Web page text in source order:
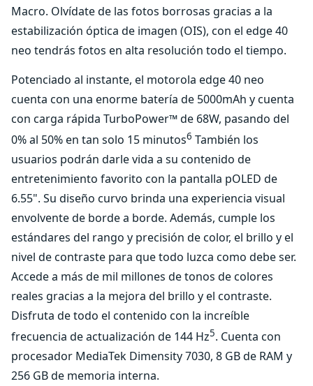
Macro. Olvídate de las fotos borrosas gracias a la
estabilización óptica de imagen (OIS), con el edge 40
neo tendrás fotos en alta resolución todo el tiempo.
Potenciado al instante, el motorola edge 40 neo
cuenta con una enorme batería de 5000mAh y cuenta
con carga rápida TurboPower™ de 68W, pasando del
0% al 50% en tan solo 15 minutos6 También los
usuarios podrán darle vida a su contenido de
entretenimiento favorito con la pantalla pOLED de
6.55". Su diseño curvo brinda una experiencia visual
envolvente de borde a borde. Además, cumple los
estándares del rango y precisión de color, el brillo y el
nivel de contraste para que todo luzca como debe ser.
Accede a más de mil millones de tonos de colores
reales gracias a la mejora del brillo y el contraste.
Disfruta de todo el contenido con la increíble
frecuencia de actualización de 144 Hz5. Cuenta con
procesador MediaTek Dimensity 7030, 8 GB de RAM y
256 GB de memoria interna.